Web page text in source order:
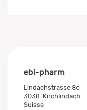
ebi-pharm
Lindachstrasse 8c
3038 Kirchlindach
Suisse